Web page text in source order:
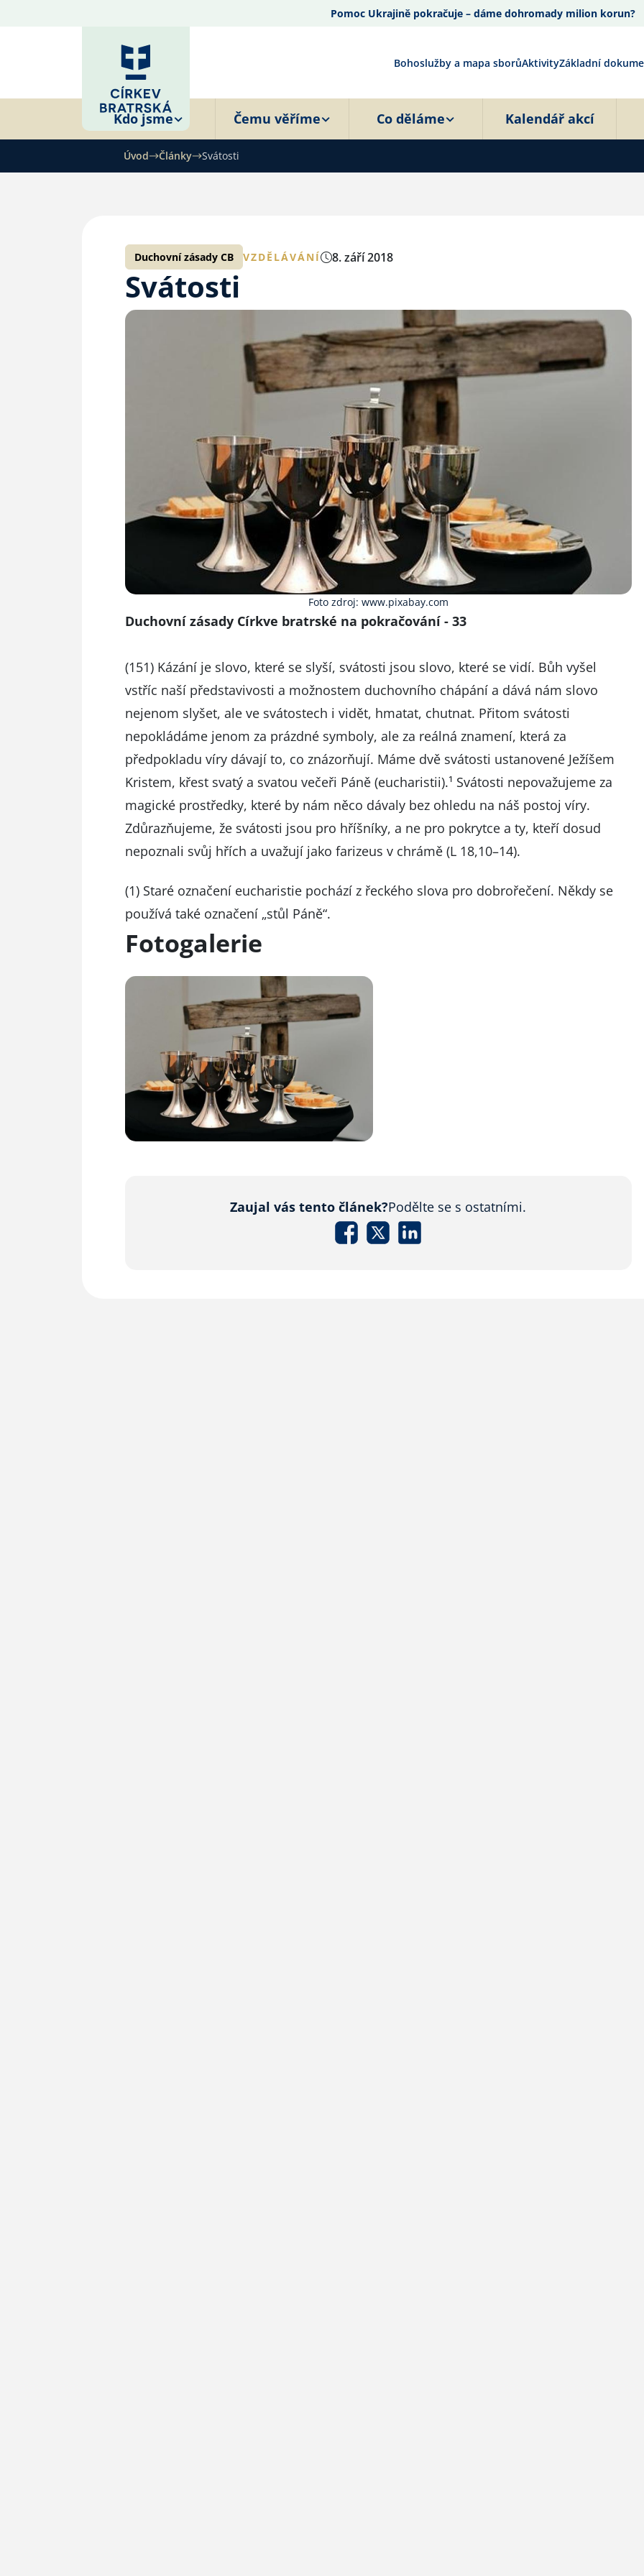
Pomoc Ukrajině pokračuje – dáme dohromady milion korun?
Bohoslužby a mapa sborůAktivityZákladní
Kdo jsme Čemu věříme Co děláme Kalendář akcí
Úvod Články Svátosti
Duchovní zásady CB VZDĚLÁVÁNÍ 8. září 2018
Svátosti
Foto zdroj: www.pixabay.com
Duchovní zásady Církve bratrské na pokračování - 33
(151) Kázání je slovo, které se slyší, svátosti jsou slovo, které se vidí. Bůh vyšel
vstříc naší představivosti a možnostem duchovního chápání a dává nám slovo
nejenom slyšet, ale ve svátostech i vidět, hmatat, chutnat. Přitom svátosti
nepokládáme jenom za prázdné symboly, ale za reálná znamení, která za
předpokladu víry dávají to, co znázorňují. Máme dvě svátosti ustanovené Ježíšem
Kristem, křest svatý a svatou večeři Páně (eucharistii).¹ Svátosti nepovažujeme za
magické prostředky, které by nám něco dávaly bez ohledu na náš postoj víry.
Zdůrazňujeme, že svátosti jsou pro hříšníky, a ne pro pokrytce a ty, kteří dosud
nepoznali svůj hřích a uvažují jako farizeus v chrámě (L 18,10–14).
(1) Staré označení eucharistie pochází z řeckého slova pro dobrořečení. Někdy se
používá také označení „stůl Páně“.
Fotogalerie
Zaujal vás tento článek?Podělte se s ostatními.